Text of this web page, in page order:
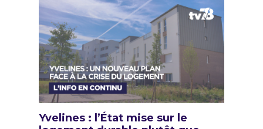
Yvelines : l’État mise sur le